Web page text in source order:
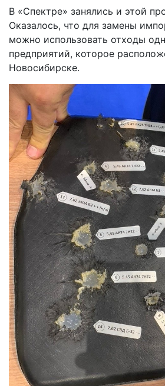
В «Спектре» занялись и этой
Оказалось, что для замены
можно использовать отходы
предприятий, которое
Новосибирске.